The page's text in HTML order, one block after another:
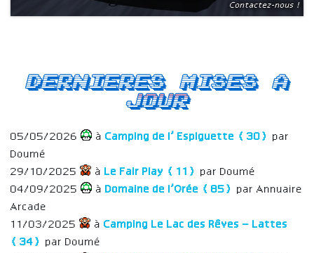
Contactez-nous !
Dernieres mises a
jour
05/05/2026 à Camping de l’ Espiguette (30)
par
Doumé
29/10/2025
à Le Fair Play (11)
par Doumé
04/09/2025
à Domaine de l’Orée (85)
par Annuaire
Arcade
11/03/2025
à Camping Le Lac des Rêves – Lattes
(34)
par Doumé